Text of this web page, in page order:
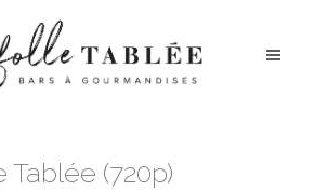
Tablée (720p)